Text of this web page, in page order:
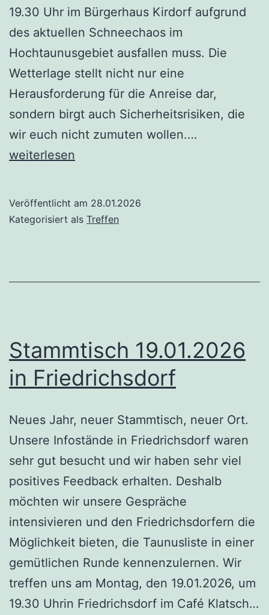
19.30 Uhr im Bürgerhaus Kirdorf aufgrund
des aktuellen Schneechaos im
Hochtaunusgebiet ausfallen muss. Die
Wetterlage stellt nicht nur eine
Herausforderung für die Anreise dar,
sondern birgt auch Sicherheitsrisiken, die
wir euch nicht zumuten wollen.…
weiterlesen
Veröffentlicht am 28.01.2026
Kategorisiert als Treffen
Stammtisch 19.01.2026
in Friedrichsdorf
Neues Jahr, neuer Stammtisch, neuer Ort.
Unsere Infostände in Friedrichsdorf waren
sehr gut besucht und wir haben sehr viel
positives Feedback erhalten. Deshalb
möchten wir unsere Gespräche
intensivieren und den Friedrichsdorfern die
Möglichkeit bieten, die Taunusliste in einer
gemütlichen Runde kennenzulernen. Wir
treffen uns am Montag, den 19.01.2026, um
19.30 Uhrin Friedrichsdorf im Café Klatsch…